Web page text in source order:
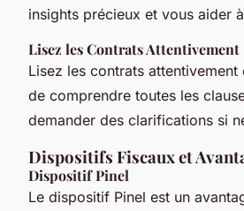
insights précieux et vous aider
Lisez les Contrats Attentivement
Lisez les contrats
de comprendre toutes les
demander des clarifications si
Dispositifs Fiscaux et
Dispositif Pinel
Le dispositif Pinel est un